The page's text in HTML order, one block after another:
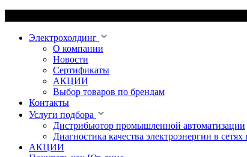
Электрохолдинг
О компании
Новости
Сертификаты
АКЦИИ
Выбор товаров по брендам
Контакты
Услуги подбора
Дистрибьютор промышленной автоматизации
Диагностика качества электроэнергии в
АКЦИИ